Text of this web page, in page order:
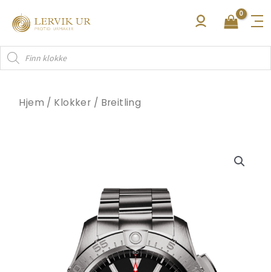
rett
innholdet
Products
search
Hjem / Klokker / Breitling